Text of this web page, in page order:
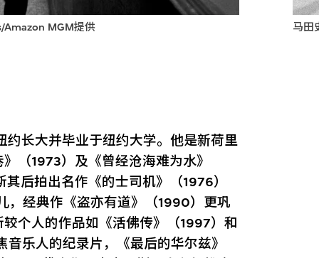
Amazon MGM提供 马田
约长大并毕业于纽约大学。他是新荷里
（1973）及《曾经沧海难为水》
后拍出名作《的士司机》（1976）
，经典作《盗亦有道》（1990）更巩
个人的作品如《活佛传》（1997）和
乐人的纪录片，《最后的华尔兹》